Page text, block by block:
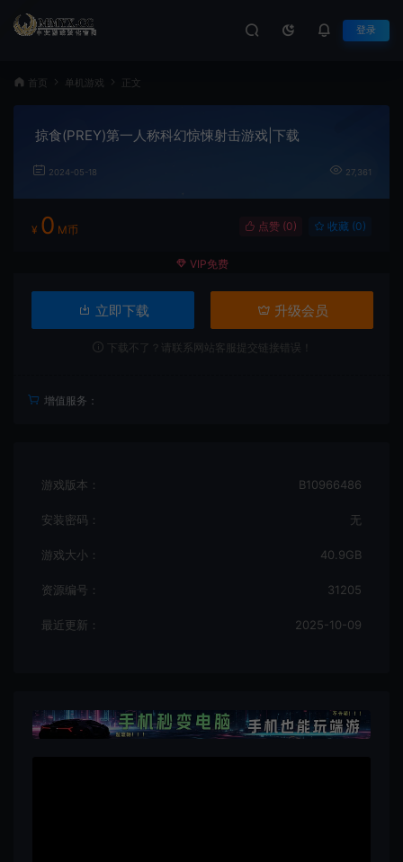
登录
首页 单机游戏 正文
掠食(PREY)第一人称科幻惊悚射击游戏|下载
2024-05-18 27,361
¥ 0 M币 点赞 (0) 收藏 (0)
VIP免费
立即下载 升级会员
下载不了？请联系网站客服提交链接错误！
增值服务：
游戏版本： B10966486
安装密码： 无
游戏大小： 40.9GB
资源编号： 31205
最近更新： 2025-10-09